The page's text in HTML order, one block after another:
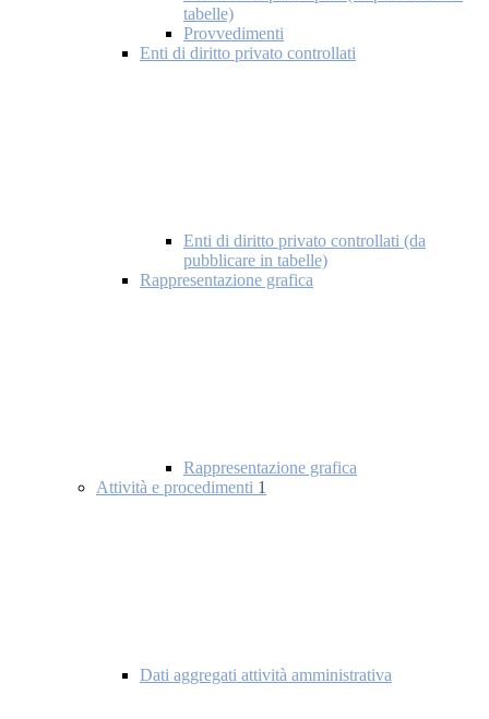
tabelle)
Provvedimenti
Enti di diritto privato controllati
Enti di diritto privato controllati (da
pubblicare in tabelle)
Rappresentazione grafica
Rappresentazione grafica
Attività e procedimenti 1
Dati aggregati attività amministrativa